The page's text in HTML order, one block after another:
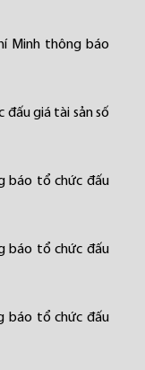
Minh thông báo
đấu giá tài sản số
báo tổ chức đấu
báo tổ chức đấu
báo tổ chức đấu